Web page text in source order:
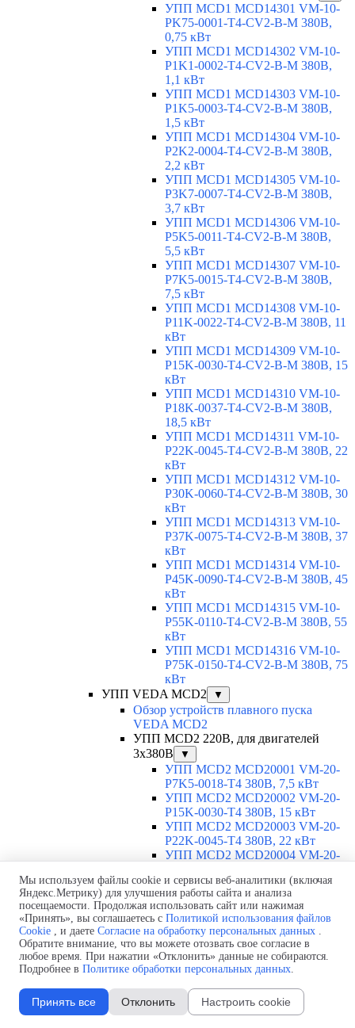
УПП MCD1 MCD14301 VM-10-
PK75-0001-T4-CV2-B-M 380В,
0,75 кВт
УПП MCD1 MCD14302 VM-10-
P1K1-0002-T4-CV2-B-M 380В,
1,1 кВт
УПП MCD1 MCD14303 VM-10-
P1K5-0003-T4-CV2-B-M 380В,
1,5 кВт
УПП MCD1 MCD14304 VM-10-
P2K2-0004-T4-CV2-B-M 380В,
2,2 кВт
УПП MCD1 MCD14305 VM-10-
P3K7-0007-T4-CV2-B-M 380В,
3,7 кВт
УПП MCD1 MCD14306 VM-10-
P5K5-0011-T4-CV2-B-M 380В,
5,5 кВт
УПП MCD1 MCD14307 VM-10-
P7K5-0015-T4-CV2-B-M 380В,
7,5 кВт
УПП MCD1 MCD14308 VM-10-
P11K-0022-T4-CV2-B-M 380В, 11
кВт
УПП MCD1 MCD14309 VM-10-
P15K-0030-T4-CV2-B-M 380В, 15
кВт
УПП MCD1 MCD14310 VM-10-
P18K-0037-T4-CV2-B-M 380В,
18,5 кВт
УПП MCD1 MCD14311 VM-10-
P22K-0045-T4-CV2-B-M 380В, 22
кВт
УПП MCD1 MCD14312 VM-10-
P30K-0060-T4-CV2-B-M 380В, 30
кВт
УПП MCD1 MCD14313 VM-10-
P37K-0075-T4-CV2-B-M 380В, 37
кВт
УПП MCD1 MCD14314 VM-10-
P45K-0090-T4-CV2-B-M 380В, 45
кВт
УПП MCD1 MCD14315 VM-10-
P55K-0110-T4-CV2-B-M 380В, 55
кВт
УПП MCD1 MCD14316 VM-10-
P75K-0150-T4-CV2-B-M 380В, 75
кВт
УПП VEDA MCD2
▼
Обзор устройств плавного пуска
VEDA MCD2
УПП MCD2 220В, для двигателей
3х380В
▼
УПП MCD2 MCD20001 VM-20-
P7K5-0018-T4 380В, 7,5 кВт
УПП MCD2 MCD20002 VM-20-
P15K-0030-T4 380В, 15 кВт
УПП MCD2 MCD20003 VM-20-
P22K-0045-T4 380В, 22 кВт
УПП MCD2 MCD20004 VM-20-
УПП MCD2 MCD20005 VM-20-
P37K-0075-T4 380В, 37 кВт
УПП MCD2 MCD20006 VM-20-
P45K-0090-T4 380В, 45 кВт
УПП MCD2 MCD20007 VM-20-
P55K-0110-T4 380В, 55 кВт
УПП MCD2 MCD20008 VM-20-
УПП MCD2 MCD20009 VM-20-
P90K-0175-T4 380В, 90 кВт
Мы используем файлы cookie и сервисы веб-аналитики (включая
Яндекс.Метрику) для улучшения работы сайта и анализа
посещаемости. Продолжая использовать сайт или нажимая
«Принять», вы соглашаетесь с Политикой использования файлов
Cookie , и даете Согласие на обработку персональных данных .
Обратите внимание, что вы можете отозвать свое согласие в
любое время. При нажатии «Отклонить» данные не собираются.
Подробнее в Политике обработки персональных данных.
Принять все Отклонить Настроить cookie